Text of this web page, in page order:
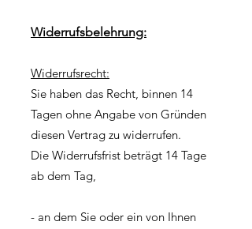
Widerrufsbelehrung:
Widerrufsrecht:
Sie haben das Recht, binnen 14
Tagen ohne Angabe von Gründen
diesen Vertrag zu widerrufen.
Die Widerrufsfrist beträgt 14 Tage
ab dem Tag,
- an dem Sie oder ein von Ihnen